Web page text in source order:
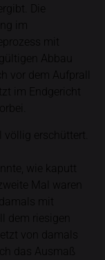
Die
im
mit
Abbau
vor dem Aufprall
im Endgericht
erschüttert.
wie kaputt
Mal waren
mit
dem riesigen
von damals
das Ausmaß